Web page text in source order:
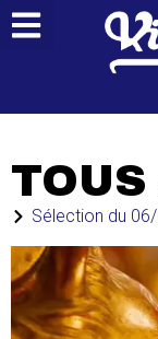
TOUS
Sélection du